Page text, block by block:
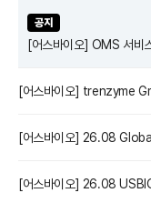
공지
[어스바이오] OMS 서비
[어스바이오] trenzyme
[어스바이오] 26.08
[어스바이오] 26.08